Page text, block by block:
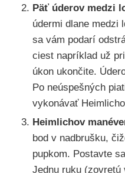
Päť úderov medzi
údermi dlane medzi
sa vám podarí
ciest napríklad už
úkon ukončite.
Po neúspešných
vykonávať
Heimlichov
bod v nadbrušku,
pupkom. Postavte
Jednu ruku